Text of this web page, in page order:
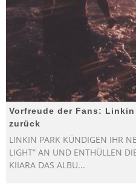
Vorfreude der Fans:
zurück
LINKIN PARK KÜNDIGEN IHR
LIGHT“ AN UND ENTHÜLLEN
KIIARA DAS ALBU...